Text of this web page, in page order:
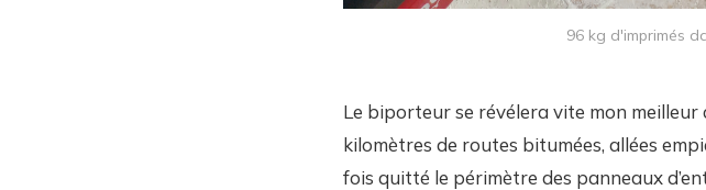
96 kg d'imprimés
Le biporteur se révélera vite mon
kilomètres de routes bitumées, allées
fois quitté le périmètre des panneaux